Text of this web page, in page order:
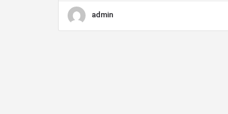
admin